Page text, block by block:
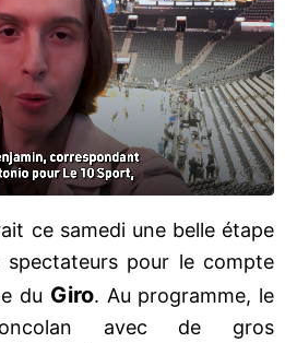
ce samedi une belle étape
pour le compte
du Giro. Au programme, le
avec de gros